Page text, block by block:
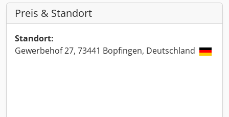
Preis & Standort
Standort:
Gewerbehof 27, 73441 Bopfingen, Deutschland